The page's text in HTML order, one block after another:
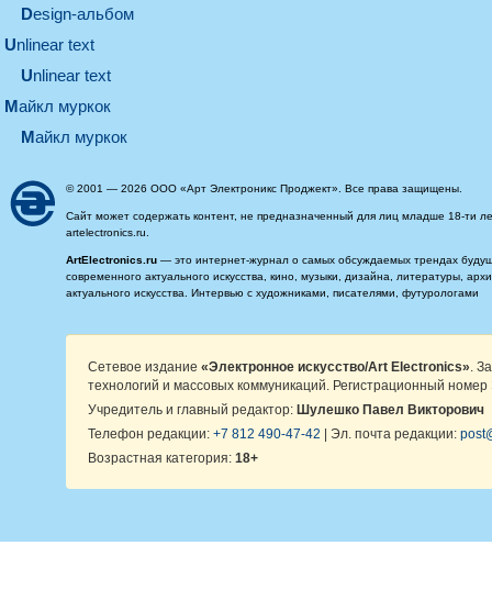
design-альбом
unlinear text
Unlinear text
майкл муркок
майкл муркок
© 2001 — 2026 ООО «Арт Электроникс Проджект». Все права защищены.
Сайт может содержать контент, не предназначенный для лиц младше 18-ти
artelectronics.ru.
ArtElectronics.ru — это интернет-журнал о самых обсуждаемых трендах
современного актуального искусства, кино, музыки, дизайна, литературы,
актуального искусства. Интервью с художниками, писателями, футурологами
Сетевое издание «Электронное искусство/Art Electronics» .
технологий и массовых коммуникаций. Регистрационный
Учредитель и главный редактор: Шулешко Павел Викторович
Телефон редакции: +7 812 490-47-42 | Эл. почта редакции:
Возрастная категория: 18+